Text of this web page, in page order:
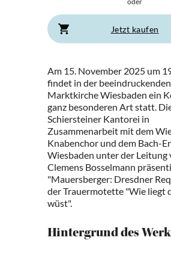
Jetzt kaufen
Am 15. November 2025 um
findet in der beeindruckenden
Marktkirche Wiesbaden ein
ganz besonderen Art statt.
Schiersteiner Kantorei in
Zusammenarbeit mit dem
Knabenchor und dem Bach-
Wiesbaden unter der Leitung
Clemens Bosselmann
"Mauersberger: Dresdner
der Trauermotette "Wie liegt
wüst".
Hintergrund des